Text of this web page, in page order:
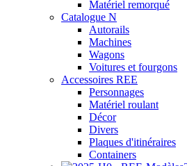
Matériel remorqué
Catalogue N
Autorails
Machines
Wagons
Voitures et fourgons
Accessoires REE
Personnages
Matériel roulant
Décor
Divers
Plaques d'itinéraires
Containers